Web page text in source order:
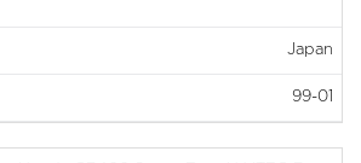
Japan
99-01